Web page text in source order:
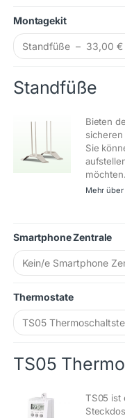
Montagekit
Standfüße
Bieten
sicheren
Sie
möchten.
Mehr
Smartphone Zentrale
Thermostate
TS05
TS05 ist